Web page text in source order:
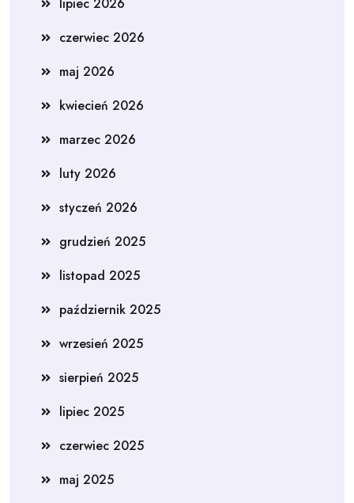
czerwiec 2026
maj 2026
kwiecień 2026
marzec 2026
luty 2026
styczeń 2026
grudzień 2025
listopad 2025
październik 2025
wrzesień 2025
sierpień 2025
lipiec 2025
czerwiec 2025
maj 2025